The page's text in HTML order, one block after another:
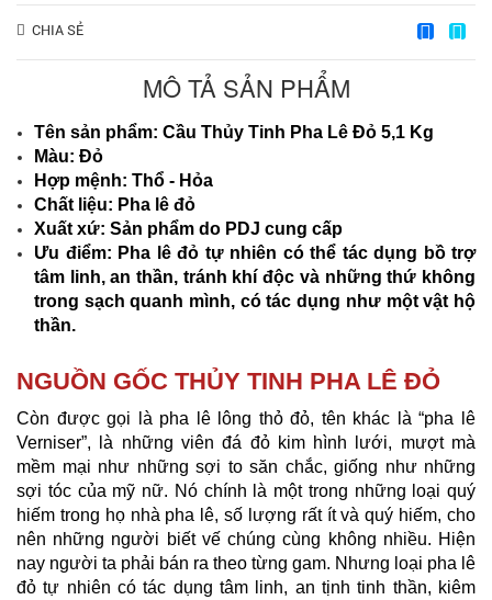
CHIA SẺ
MÔ TẢ SẢN PHẨM
Tên sản phẩm: Cầu Thủy Tinh Pha Lê Đỏ 5,1 Kg
Màu: Đỏ
Hợp mệnh: Thổ - Hỏa
Chất liệu: Pha lê đỏ
Xuất xứ: Sản phẩm do PDJ cung cấp
Ưu điểm: Pha lê đỏ tự nhiên có thể tác dụng bồ trợ
tâm linh, an thần, tránh khí độc và những thứ không
trong sạch quanh mình, có tác dụng như một vật hộ
thần.
NGUỒN GỐC THỦY TINH PHA LÊ ĐỎ
Còn được gọi là pha lê lông thỏ đỏ, tên khác là “pha lê
Verniser”, là những viên đá đỏ kim hình lưới, mượt mà
mềm mại như những sợi to săn chắc, giống như những
sợi tóc của mỹ nữ. Nó chính là một trong những loại quý
hiếm trong họ nhà pha lê, số lượng rất ít và quý hiếm, cho
nên những người biết vế chúng cùng không nhiều. Hiện
nay người ta phải bán ra theo từng gam. Nhưng loại pha lê
đỏ tự nhiên có tác dụng tâm linh, an tịnh tinh thần, kiêm